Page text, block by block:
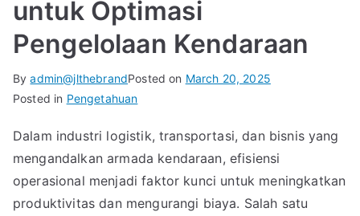
untuk Optimasi
Pengelolaan Kendaraan
Byadmin@jlthebrandPosted on March 20, 2025
Posted in Pengetahuan
Dalam industri logistik, transportasi, dan bisnis yang
mengandalkan armada kendaraan, efisiensi
operasional menjadi faktor kunci untuk meningkatkan
produktivitas dan mengurangi biaya. Salah satu